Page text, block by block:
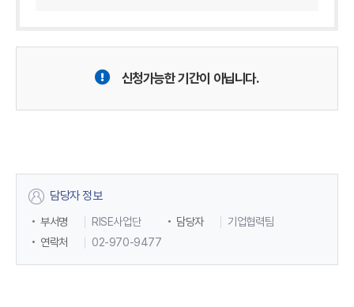
신청가능한 기간이 아닙니다.
담당자 정보
부서명 RISE사업단 담당자
기업협력팀
연락처
02-970-9477